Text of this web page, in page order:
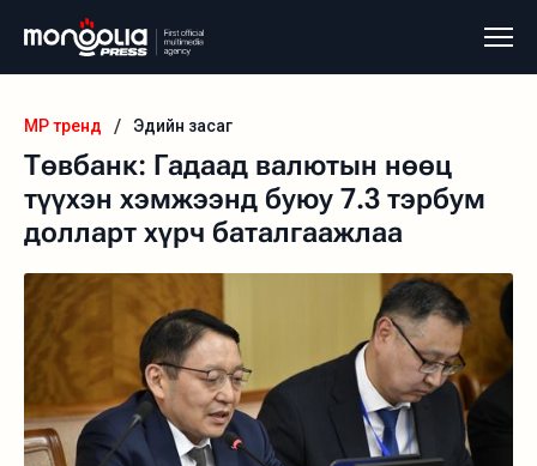
MP тренд / Эдийн засаг
Төвбанк: Гадаад валютын нөөц
түүхэн хэмжээнд буюу 7.3 тэрбум
долларт хүрч баталгаажлаа